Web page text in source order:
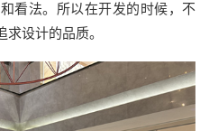
看法。所以在开发的时候，不
设计的品质。